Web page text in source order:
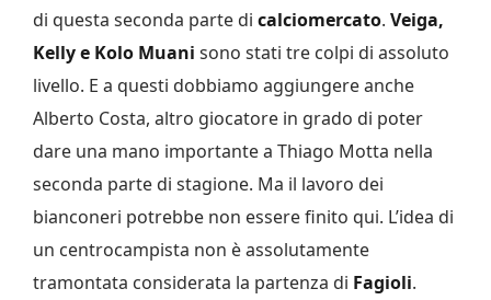
di questa seconda parte di calciomercato. Veiga,
Kelly e Kolo Muani sono stati tre colpi di assoluto
livello. E a questi dobbiamo aggiungere anche
Alberto Costa, altro giocatore in grado di poter
dare una mano importante a Thiago Motta nella
seconda parte di stagione. Ma il lavoro dei
bianconeri potrebbe non essere finito qui. L’idea di
un centrocampista non è assolutamente
tramontata considerata la partenza di Fagioli.